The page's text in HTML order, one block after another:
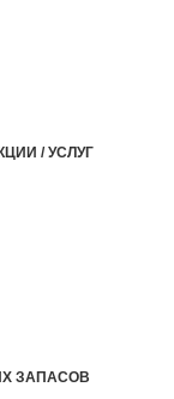
/ УСЛУГ
ЗАПАСОВ